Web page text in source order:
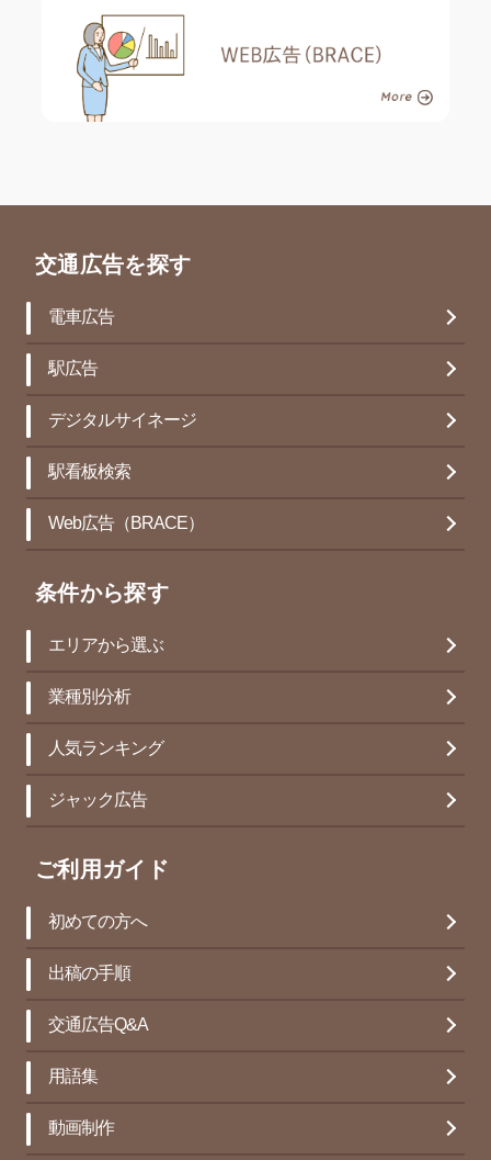
交通広告を探す
電車広告
駅広告
デジタルサイネージ
駅看板検索
Web広告（BRACE）
条件から探す
エリアから選ぶ
業種別分析
人気ランキング
ジャック広告
ご利用ガイド
初めての方へ
出稿の手順
交通広告Q&A
用語集
動画制作